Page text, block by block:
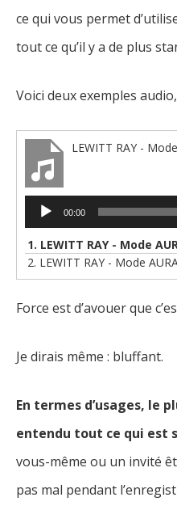
ce qui vous permet
tout ce qu’il y a de plus
Voici deux exemples
LEWITT RAY -
Lecteur
audio
00:00
1. LEWITT RAY - Mode
2. LEWITT RAY - Mode
Force est d’avouer que
Je dirais même : bluffant.
En termes d’usages, le
entendu tout ce qui est
vous-même ou un invité
pas mal pendant